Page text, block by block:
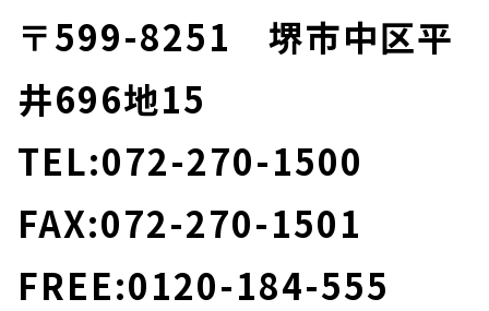
〒599-8251 堺市中区平
井696地15
TEL:072-270-1500
FAX:072-270-1501
FREE:0120-184-555